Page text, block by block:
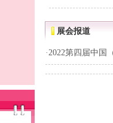
展会报道
·2022第四届中国